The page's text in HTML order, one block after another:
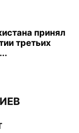
принял
третьих